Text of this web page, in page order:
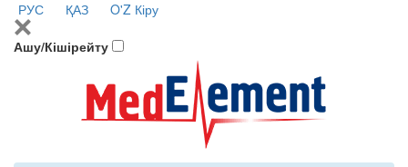
РУС ҚАЗ O'Z Кіру
Ашу/Кішірейту